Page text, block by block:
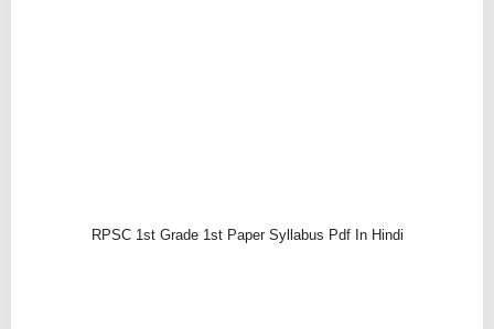
RPSC 1st Grade 1st Paper Syllabus Pdf In Hindi